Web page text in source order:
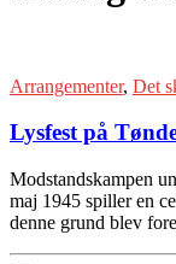
Arrangementer, Det
Lysfest på
Modstandskampen
maj 1945 spiller en
denne grund blev